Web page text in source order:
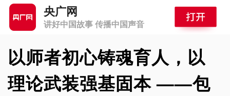
央广网
讲好中国故事 传播中国声音
以师者初心铸魂育人，以
理论武装强基固本 ——包